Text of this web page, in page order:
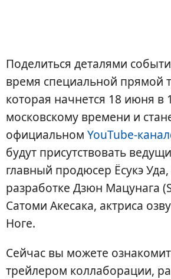
Поделиться деталями
время специальной прямой
которая начнется 18 июня в
московскому времени и
официальном YouTube-
будут присутствовать
главный продюсер Ёсукэ
разработке Дзюн Мацунага
Сатоми Акесака, актриса
Ноге.
Сейчас вы можете
трейлером коллаборации,